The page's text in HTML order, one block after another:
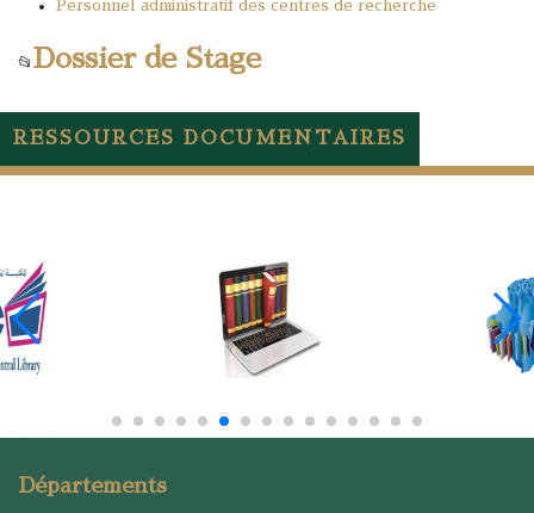
Personnel administratif des centres de recherche
📂 Dossier de Stage
RESSOURCES DOCUMENTAIRES
Départements